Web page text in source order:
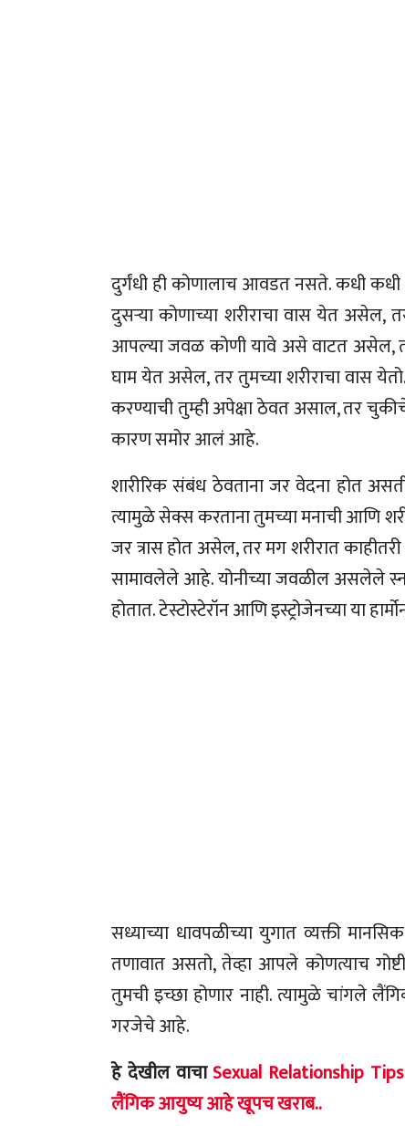
दुर्गंधी ही कोणालाच आवडत नसते. कधी
दुसऱ्या कोणाच्या शरीराचा वास येत
आपल्या जवळ कोणी यावे असे वाटत असेल,
घाम येत असेल, तर तुमच्या शरीराचा वास
करण्याची तुम्ही अपेक्षा ठेवत असाल, तर
कारण समोर आलं आहे.
शारीरिक संबंध ठेवताना जर वेदना होत
त्यामुळे सेक्स करताना तुमच्या मनाची आणि
जर त्रास होत असेल, तर मग शरीरात
सामावलेले आहे. योनीच्या जवळील असलेले
होतात. टेस्टोस्टेरॉन आणि इस्ट्रोजेनच्या या
सध्याच्या धावपळीच्या युगात व्यक्ती
तणावात असतो, तेव्हा आपले कोणत्याच
तुमची इच्छा होणार नाही. त्यामुळे चांगले
गरजेचे आहे.
हे देखील वाचाSexual Relationship
लैंगिक आयुष्य आहे खूपच खराब..